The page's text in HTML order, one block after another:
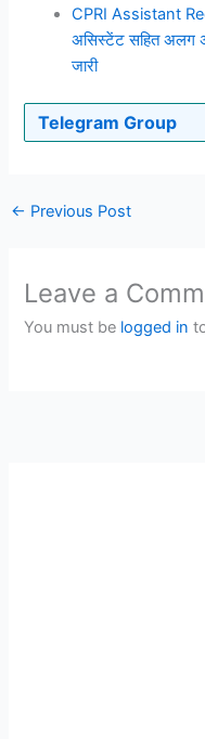
CPRI Assistant
असिस्टेंट सहित अलग
जारी
Telegram Group
← Previous Post
Leave a
You must be logged in